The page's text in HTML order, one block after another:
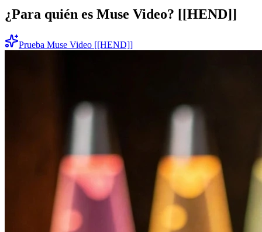
¿Para quién es Muse Video? [[HEND]]
Prueba Muse Video [[HEND]]